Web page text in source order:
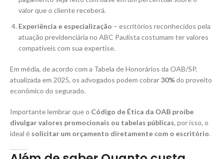
valor que o cliente receberá.
Experiência e especialização – escritórios reconhecidos pela
atuação previdenciária no ABC Paulista costumam ter valores
compatíveis com sua expertise.
Em média, de acordo com a Tabela de Honorários da OAB/SP,
atualizada em 2025, os advogados podem cobrar30%do proveito
econômico do segurado.
Importante lembrar que o Código de Ética da OAB proíbe
divulgar valores promocionais ou tabelas públicas, por isso, o
ideal é solicitar um orçamento diretamente com o escritório.